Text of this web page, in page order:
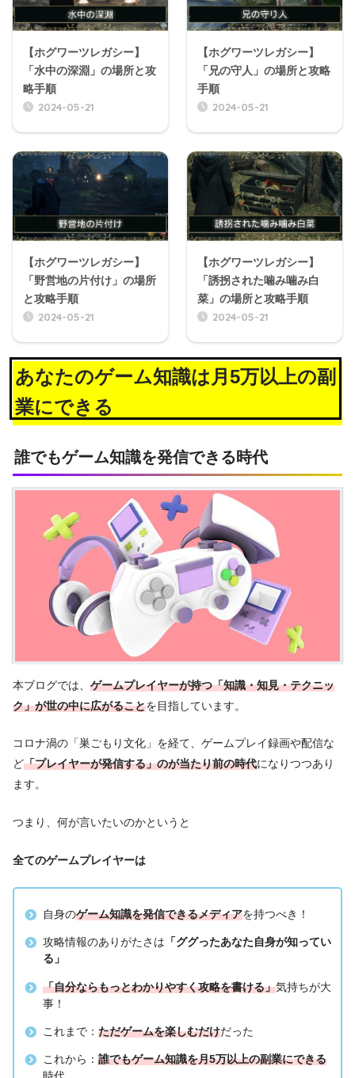
【ホグワーツレガシー】
「水中の深淵」の場所と攻
略手順
2024-05-21
【ホグワーツレガシー】
「兄の守人」の場所と攻略
手順
2024-05-21
【ホグワーツレガシー】
「野営地の片付け」の場所
と攻略手順
2024-05-21
【ホグワーツレガシー】
「誘拐された噛み噛み白
菜」の場所と攻略手順
2024-05-21
あなたのゲーム知識は月5万以上の副
業にできる
誰でもゲーム知識を発信できる時代
本ブログでは、 ゲームプレイヤーが持つ「知識・知見・テクニッ
ク」が世の中に広がることを目指しています。
コロナ渦の「巣ごもり文化」を経て、ゲームプレイ録画や配信な
ど「プレイヤーが発信する」のが当たり前の時代になりつつあり
ます。
つまり、何が言いたいのかというと
全てのゲームプレイヤーは
自身のゲーム知識を発信できるメディアを持つべき！
攻略情報のありがたさは 「ググったあなた自身が知ってい
る」
「自分ならもっとわかりやすく攻略を書ける」気持ちが大
事！
これまで： ただゲームを楽しむだけだった
これから： 誰でもゲーム知識を月5万以上の副業にできる